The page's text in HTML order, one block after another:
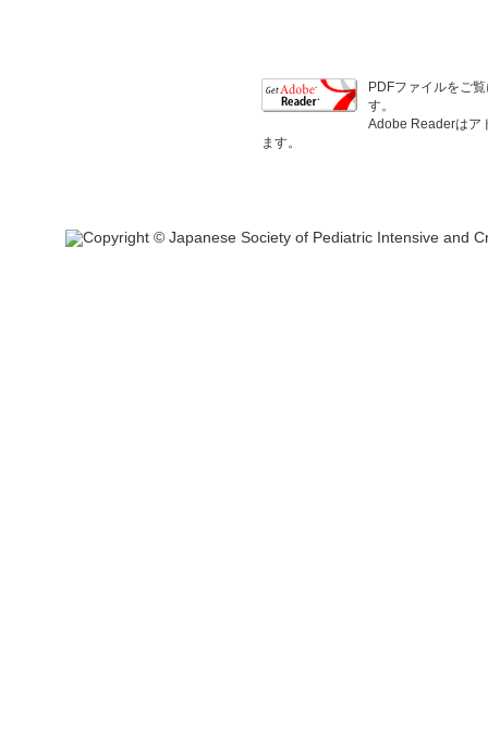
PDFファイルをご
す。
Adobe Readerはア
ます。